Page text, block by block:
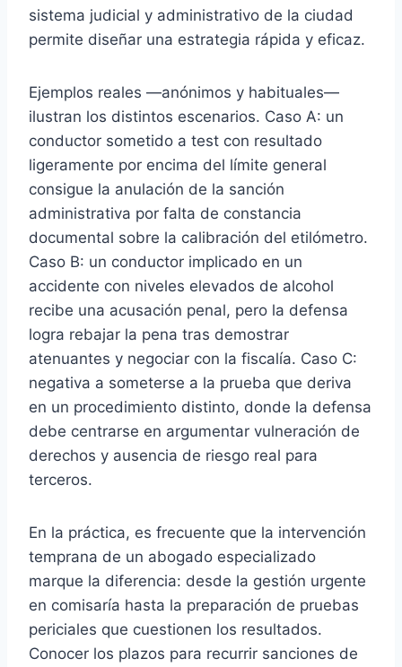
sistema judicial y administrativo de la ciudad
permite diseñar una estrategia rápida y eficaz.
Ejemplos reales —anónimos y habituales—
ilustran los distintos escenarios. Caso A: un
conductor sometido a test con resultado
ligeramente por encima del límite general
consigue la anulación de la sanción
administrativa por falta de constancia
documental sobre la calibración del etilómetro.
Caso B: un conductor implicado en un
accidente con niveles elevados de alcohol
recibe una acusación penal, pero la defensa
logra rebajar la pena tras demostrar
atenuantes y negociar con la fiscalía. Caso C:
negativa a someterse a la prueba que deriva
en un procedimiento distinto, donde la defensa
debe centrarse en argumentar vulneración de
derechos y ausencia de riesgo real para
terceros.
En la práctica, es frecuente que la intervención
temprana de un abogado especializado
marque la diferencia: desde la gestión urgente
en comisaría hasta la preparación de pruebas
periciales que cuestionen los resultados.
Conocer los plazos para recurrir sanciones de